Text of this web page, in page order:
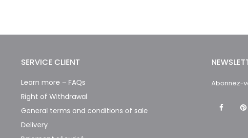
SERVICE CLIENT
Learn more – FAQs
Right of Withdrawal
General terms and conditions of sale
Delivery
Abonnez-